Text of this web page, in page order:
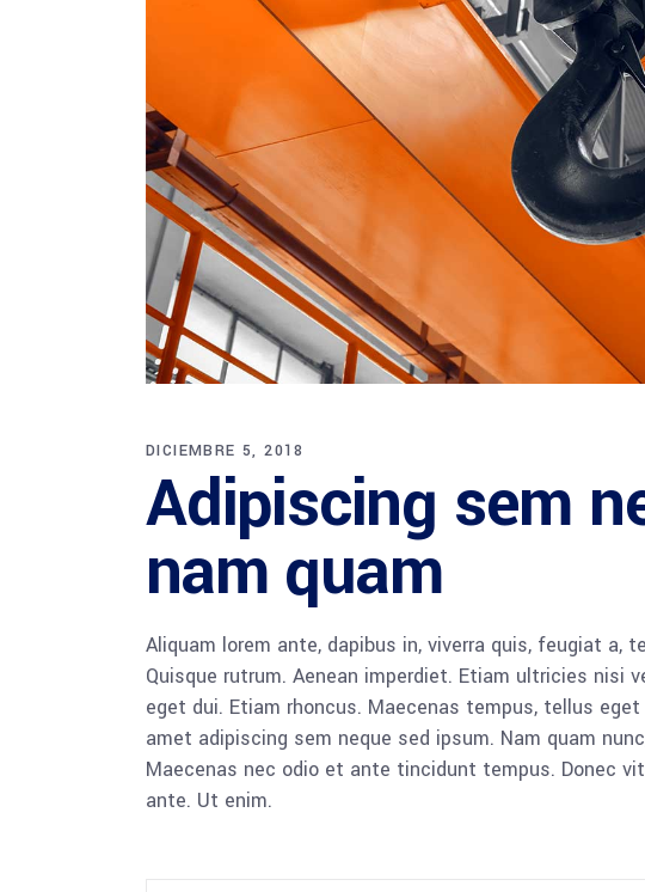
DICIEMBRE 5, 2018
Adipiscing sem
nam quam
Aliquam lorem ante, dapibus in, viverra quis, feugiat a,
Quisque rutrum. Aenean imperdiet. Etiam ultricies nisi
eget dui. Etiam rhoncus. Maecenas tempus, tellus
amet adipiscing sem neque sed ipsum. Nam quam
Maecenas nec odio et ante tincidunt tempus. Donec
ante. Ut enim.